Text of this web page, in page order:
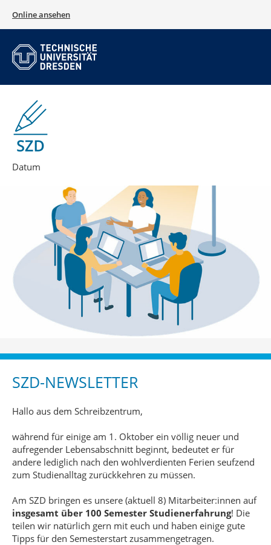
Online ansehen
Datum
SZD-NEWSLETTER
Hallo aus dem Schreibzentrum,
während für einige am 1. Oktober ein völlig neuer und
aufregender Lebensabschnitt beginnt, bedeutet er für
andere lediglich nach den wohlverdienten Ferien seufzend
zum Studienalltag zurückkehren zu müssen.
Am SZD bringen es unsere (aktuell 8) Mitarbeiter:innen auf
insgesamt über 100 Semester Studienerfahrung! Die
teilen wir natürlich gern mit euch und haben einige gute
Tipps für den Semesterstart zusammengetragen.